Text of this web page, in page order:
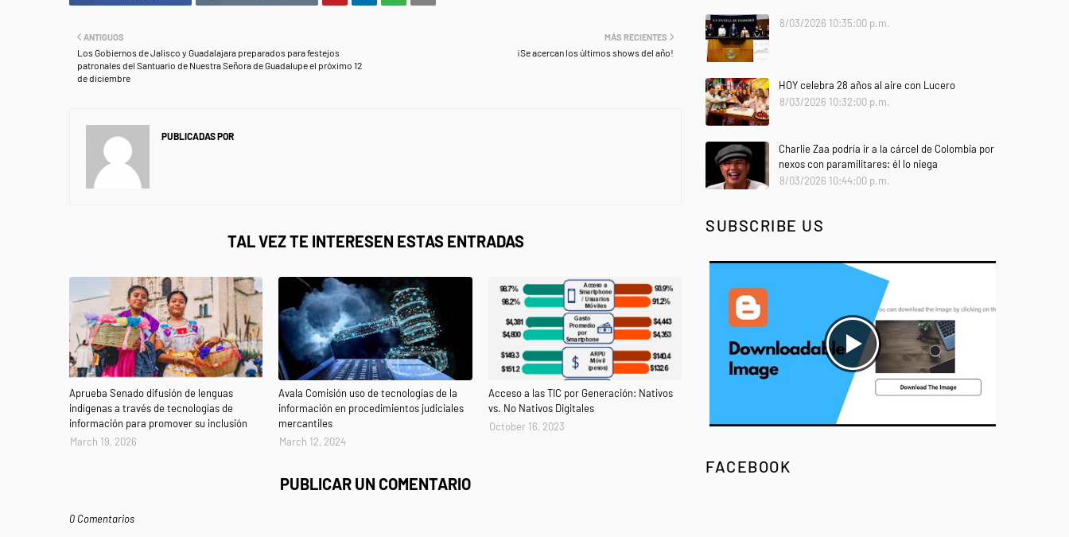
MÁS RECIENTES
¡Se acercan los últimos shows del año!
ANTIGUOS
Los Gobiernos de Jalisco y Guadalajara preparados para festejos
patronales del Santuario de Nuestra Señora de Guadalupe el próximo 12
de diciembre
PUBLICADAS POR
TAL VEZ TE INTERESEN ESTAS ENTRADAS
Aprueba Senado difusión de lenguas
indígenas a través de tecnologías de
información para promover su inclusión
March 19, 2026
Avala Comisión uso de tecnologías de la
información en procedimientos judiciales
mercantiles
March 12, 2024
Acceso a las TIC por Generación: Nativos
vs. No Nativos Digitales
October 16, 2023
PUBLICAR UN COMENTARIO
0 Comentarios
8/03/2026 10:35:00 p.m.
HOY celebra 28 años al aire con Lucero
8/03/2026 10:32:00 p.m.
Charlie Zaa podría ir a la cárcel de Colombia por
nexos con paramilitares: él lo niega
8/03/2026 10:44:00 p.m.
SUBSCRIBE US
FACEBOOK